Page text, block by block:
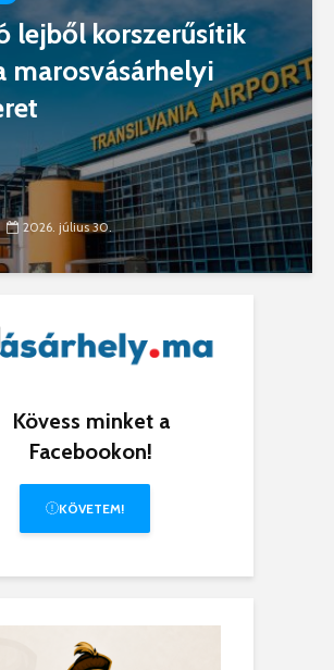
lejből korszerűsítik
marosvásárhelyi
2026. július 30.
Kövess minket a
Facebookon!
KÖVETEM!